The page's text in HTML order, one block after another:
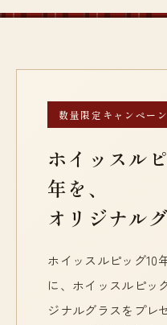
数量限定キャンペーン
ホイッスル
年を、
オリジナル
ホイッスルピッグ10
に、ホイッスルピッ
ジナルグラスをプレ